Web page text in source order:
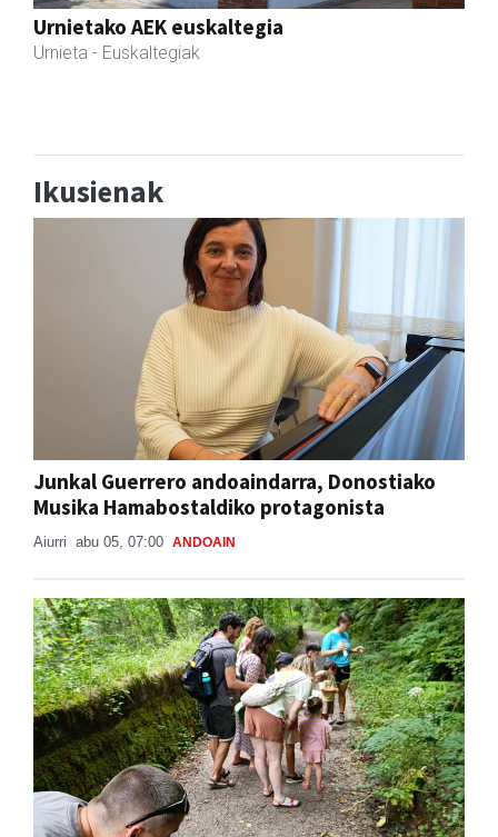
Fleming Herri Eskola
Amasa-Villabona
Ikusienak
Junkal Guerrero andoaindarra, Donostiako
Musika Hamabostaldiko protagonista
Aiurri abu 05, 07:00 ANDOAIN